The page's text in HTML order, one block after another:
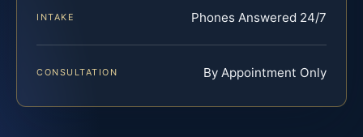
INTAKE Phones Answered 24/7
CONSULTATION By Appointment Only